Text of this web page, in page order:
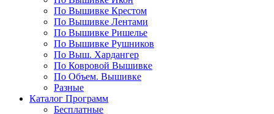
По Вышивке Крестом
По Вышивке Лентами
По Вышивке Ришелье
По Вышивке Рушников
По Выш. Хардангер
По Ковровой Вышивке
По Объем. Вышивке
Разные
Каталог Программ
Бесплатные